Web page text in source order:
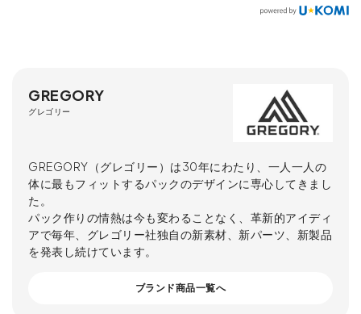
GREGORY
グレゴリー
GREGORY（グレゴリー）は30年にわたり、一人一人の
体に最もフィットするパックのデザインに専心してきまし
た。
パック作りの情熱は今も変わることなく、革新的アイディ
アで毎年、グレゴリー社独自の新素材、新パーツ、新製品
を発表し続けています。
ブランド商品一覧へ